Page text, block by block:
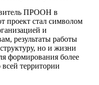
ПРООН в
проект стал символом
и
результаты работы
но и жизни
формирования более
территории